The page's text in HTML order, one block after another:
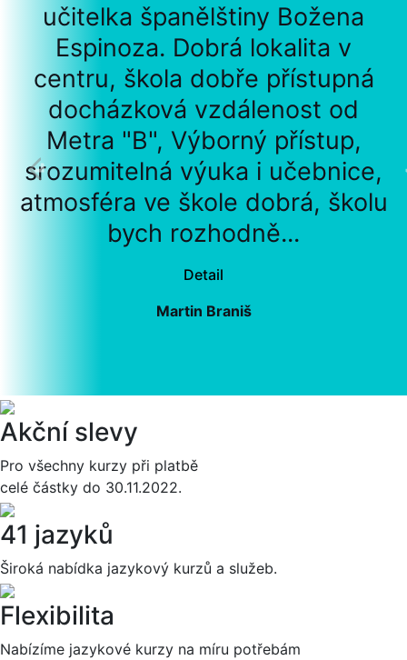
učitelka španělštiny Božena
Espinoza. Dobrá lokalita v
centru, škola dobře přístupná
docházková vzdálenost od
Metra "B", Výborný přístup,
srozumitelná výuka i učebnice,
atmosféra ve škole dobrá, školu
bych rozhodně...
Detail
Martin Braniš
Akční slevy
Pro všechny kurzy při platbě
celé částky do 30.11.2022.
41 jazyků
Široká nabídka jazykový kurzů a služeb.
Flexibilita
Nabízíme jazykové kurzy na míru potřebám